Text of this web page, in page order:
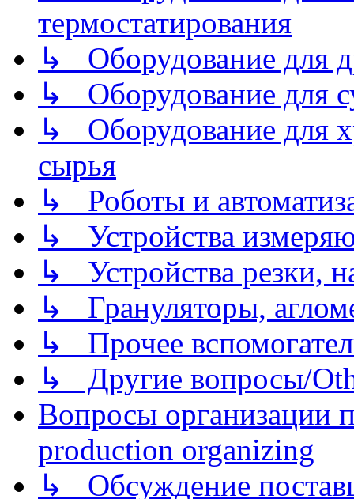
термостатирования
↳ Оборудование для
↳ Оборудование для
↳ Оборудование для
сырья
↳ Роботы и
↳ Устройства
↳ Устройства резки,
↳ Грануляторы,
↳ Прочее
↳ Другие вопросы/
Вопросы организации
production organizing
↳ Обсуждение